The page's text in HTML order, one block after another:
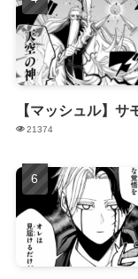
【マッシュル】サ
21374